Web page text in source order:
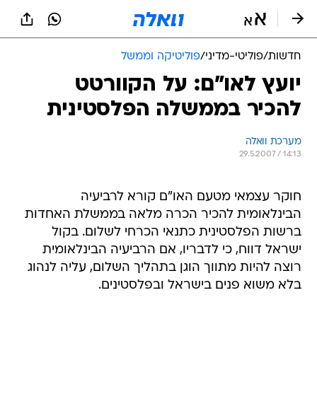
חדשות/פוליטי-מדיני/פוליטיקה וממשל
יועץ לאו"ם: על הקוורטט
להכיר בממשלה הפלסטינית
מערכת וואלה
29.5.2007 / 14:13
חוקר עצמאי מטעם האו"ם קורא לרביעיה
הבינלאומית להכיר הכרה מלאה בממשלת האחדות
ברשות הפלסטינית כתנאי הכרחי לשלום. בקול
ישראל דווח, כי לדבריו, אם הרביעיה הבינלאומית
רוצה להיות מתווך הוגן בתהליך השלום, עליה לנהוג
בלא משוא פנים בישראל ובפלסטינים.